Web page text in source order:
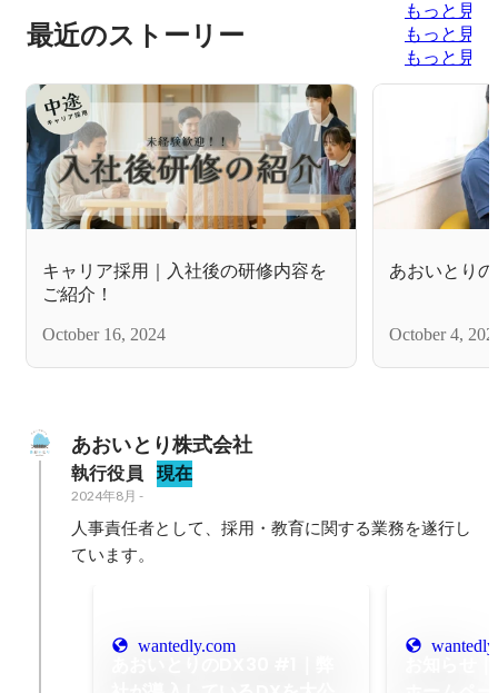
最近のストーリー
もっと見る
もっと見る
もっと見る
キャリア採用｜入社後の研修内容を
ご紹介！
October 16, 2024
あおいとり
October 4,
あおいとり株式会社
執行役員 現在
2024年8月 -
人事責任者として、採用・教育に関する業務を遂行し
ています。
wantedly.com